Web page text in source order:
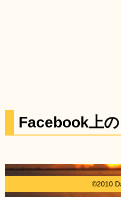
Facebook上
©2010